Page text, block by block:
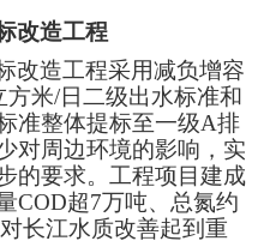
改造工程
改造工程采用减负增容
米/日二级出水标准和
准整体提标至一级A排
对周边环境的影响，实
的要求。工程项目建成
COD超7万吨、总氮约
长江水质改善起到重